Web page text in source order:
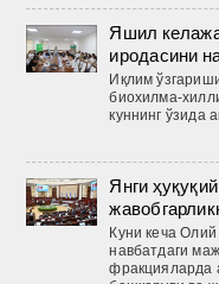
Яшил
иродасини
Иқлим
биохилма-
куннинг ўзида
Янги
Куни кеча
навбатдаги
фракцияларда